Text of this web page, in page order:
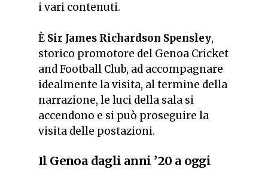
i vari contenuti.
È Sir James Richardson Spensley,
storico promotore del Genoa Cricket
and Football Club, ad accompagnare
idealmente la visita, al termine della
narrazione, le luci della sala si
accendono e si può proseguire la
visita delle postazioni.
Il Genoa dagli anni ’20 a oggi